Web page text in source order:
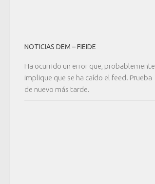
NOTICIAS DEM – FIEIDE
Ha ocurrido un error que, probablemente,
implique que se ha caído el feed. Prueba
de nuevo más tarde.